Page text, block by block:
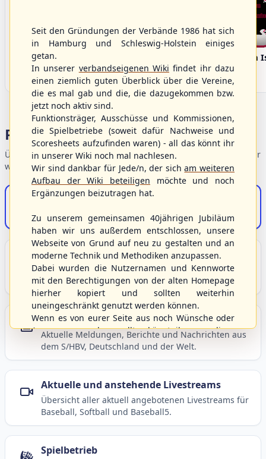
Bargenstedt
Beavers
Fehmarn
Portalbereiche
Übersicht der Verbandsbereiche – wählen Sie einen Einstieg für
weiterführende Informationen.
S/HBV-Shop
Der Onlineshop des S/HBV
Unser Sport
Grundlagen und Hintergründe zu Baseball, Softball
und Baseball5.
Berichte und Neuigkeiten
Aktuelle Meldungen, Berichte und Nachrichten aus
dem S/HBV, Deutschland und der Welt.
Aktuelle und anstehende Livestreams
Übersicht aller aktuell angebotenen Livestreams für
Baseball, Softball und Baseball5.
Spielbetrieb
Seit den Gründungen der Verbände 1986 hat sich
in Hamburg und Schleswig-Holstein einiges
getan.
In unserer verbandseigenen Wiki findet ihr dazu
einen ziemlich guten Überblick über die Vereine,
die es mal gab und die, die dazugekommen bzw.
jetzt noch aktiv sind.
Funktionsträger, Ausschüsse und Kommissionen,
die Spielbetriebe (soweit dafür Nachweise und
Scoresheets aufzufinden waren) - all das könnt ihr
in unserer Wiki noch mal nachlesen.
Wir sind dankbar für Jede/n, der sicham weiteren
Aufbau der Wiki beteiligen möchte und noch
Ergänzungen beizutragen hat.
Zu unserem gemeinsamen 40jährigen Jubiläum
haben wir uns außerdem entschlossen, unsere
Webseite von Grund auf neu zu gestalten und an
moderne Technik und Methodiken anzupassen.
Dabei wurden die Nutzernamen und Kennworte
mit den Berechtigungen von der alten Homepage
hierher kopiert und sollten weiterhin
uneingeschränkt genutzt werden können.
Wenn es von eurer Seite aus noch Wünsche oder
Anregungen geben sollte, könnt ihr uns diese
gerne an die Verbandsadresseinfo@shbvnet.de